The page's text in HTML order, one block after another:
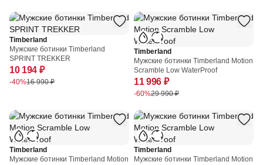
Timberland
Мужские ботинки Timberland
SPRINT TREKKER
10 194 ₽
-40%16 990 ₽
Timberland
Мужские ботинки Timberland Motion
Scramble Low WaterProof
11 996 ₽
-60%29 990 ₽
Timberland
Мужские ботинки Timberland Motion
Timberland
Мужские ботинки Timberland Motion